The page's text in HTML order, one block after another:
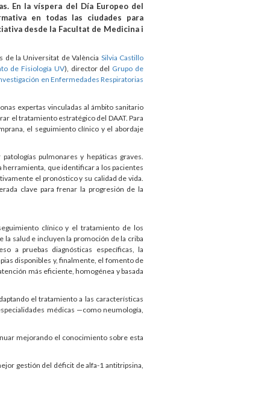
En la víspera del Día Europeo del
en todas las ciudades para
desde la Facultat de Medicina i
de la Universitat de València Silvia Castillo
de Fisiología UV), director del Grupo de
en Enfermedades Respiratorias
expertas vinculadas al ámbito sanitario
el tratamiento estratégico del DAAT. Para
el seguimiento clínico y el abordaje
pulmonares y hepáticas graves.
herramienta, que identificar a los pacientes
el pronóstico y su calidad de vida.
clave para frenar la progresión de la
clínico y el tratamiento de los
la salud e incluyen la promoción de la criba
a pruebas diagnósticas específicas, la
disponibles y, finalmente, el fomento de
más eficiente, homogénea y basada
el tratamiento a las características
médicas —como neumología,
mejorando el conocimiento sobre esta
gestión del déficit de alfa-1 antitripsina,